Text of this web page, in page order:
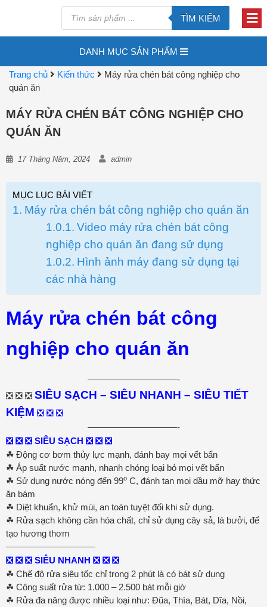
TÌM KIẾM
DANH MỤC SẢN PHẨM
Trang chủ Kiến thức
Máy rửa chén bát công nghiệp cho
quán ăn
MÁY RỬA CHÉN BÁT CÔNG NGHIỆP CHO
QUÁN ĂN
17 Tháng Năm, 2024 admin
MỤC LỤC BÀI VIẾT
Máy rửa chén bát công nghiệp cho quán ăn
Video máy rửa chén bát công
nghiệp cho quán ăn đang sử dụng
Hình ảnh máy đang sử dụng tại
các nhà hàng
Máy rửa chén bát công
nghiệp cho quán ăn
——————————-
❎ ❎ ❎ SIÊU SẠCH – SIÊU NHANH – SIÊU TIẾT
KIỆM ❎ ❎ ❎
——————————-
❎ ❎ ❎ SIÊU SẠCH ❎ ❎ ❎
☘ Động cơ bơm thủy lực mạnh, đánh bay mọi vết bẩn
☘ Áp suất nước mạnh, nhanh chóng loại bỏ mọi vết bẩn
☘ Sử dụng nước nóng đến 99o C, đánh tan mọi dầu mỡ hay thức
ăn bám
☘ Diệt khuẩn, khử mùi, an toàn tuyệt đối khi sử dụng.
☘ Rửa sạch không cần hóa chất, chỉ sử dụng cây sả, lá bưởi, để
tạo hương thơm
——————————
❎ ❎ ❎ SIÊU NHANH ❎ ❎ ❎
☘ Chế độ rửa siêu tốc chỉ trong 2 phút là có bát sử dụng
☘ Công suất rửa từ: 1.000 – 2.500 bát mỗi giờ
☘ Rửa đa năng được nhiều loại như: Đũa, Thìa, Bát, Dĩa, Nồi,